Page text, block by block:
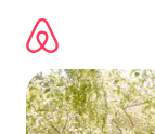
para
conteúdo